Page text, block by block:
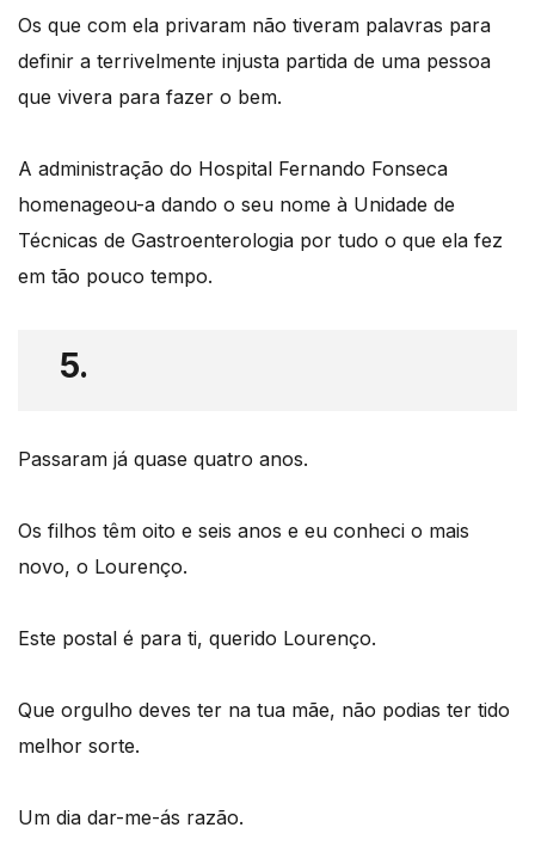
Os que com ela privaram não tiveram palavras para
definir a terrivelmente injusta partida de uma pessoa
que vivera para fazer o bem.
A administração do Hospital Fernando Fonseca
homenageou-a dando o seu nome à Unidade de
Técnicas de Gastroenterologia por tudo o que ela fez
em tão pouco tempo.
5.
Passaram já quase quatro anos.
Os filhos têm oito e seis anos e eu conheci o mais
novo, o Lourenço.
Este postal é para ti, querido Lourenço.
Que orgulho deves ter na tua mãe, não podias ter tido
melhor sorte.
Um dia dar-me-ás razão.